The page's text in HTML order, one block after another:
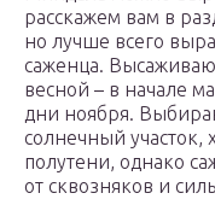
расскажем вам в
но лучше всего
саженца.
весной – в начале
дни ноября.
солнечный участок,
полутени, однако
от сквозняков и